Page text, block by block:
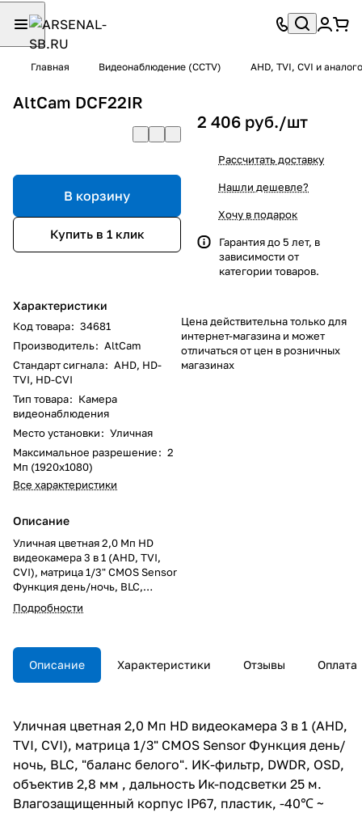
Главная Видеонаблюдение (CCTV) AHD, TVI, CVI и
AltCam DCF22IR
В корзину
Купить в 1 клик
Характеристики
Код товара: 34681
Производитель: AltCam
Стандарт сигнала: AHD, HD-
TVI, HD-CVI
Тип товара: Камера
видеонаблюдения
Место установки: Уличная
Максимальное разрешение: 2
Мп (1920x1080)
Все характеристики
Описание
Уличная цветная 2,0 Мп HD
видеокамера 3 в 1 (AHD, TVI,
CVI), матрица 1/3" CMOS Sensor
Функция день/ночь, BLC,
"баланс белого". ИК-фильтр,
DWDR, OSD, объектив 2,8 мм,
м. Влагозащищенный корпус
IP67, пластик, -40℃ ~ +50℃ Вес
370 гр. Габариты 154x70x70 мм.
Подробности
2 406 руб./шт
Рассчитать доставку
Нашли дешевле?
Хочу в подарок
Гарантия до 5 лет, в
зависимости от
категории товаров.
Цена действительна только для
интернет-магазина и может
отличаться от цен в розничных
магазинах
Описание Характеристики Отзывы Оплата
Уличная цветная 2,0 Мп HD видеокамера 3 в 1 (AHD,
TVI, CVI), матрица 1/3" CMOS Sensor Функция день/
ночь, BLC, "баланс белого". ИК-фильтр, DWDR, OSD,
объектив 2,8 мм , дальность Ик-подсветки 25 м.
Влагозащищенный корпус IP67, пластик, -40℃ ~